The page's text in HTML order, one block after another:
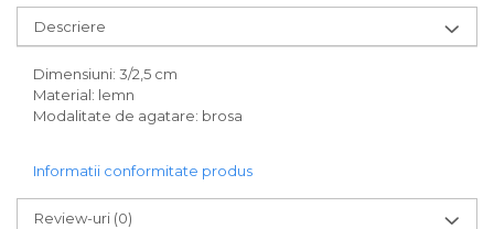
Bijuterii
CERCEI ZAMAC
Ateliere - planse cu nisip colorat
Descriere
Dimensiuni: 3/2,5 cm
Material: lemn
Modalitate de agatare: brosa
Informatii conformitate produs
Review-uri (0)